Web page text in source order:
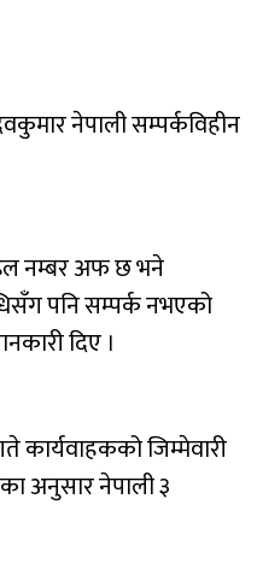
नेपाली सम्पर्कविहीन
नम्बर अफ छ भने
पनि सम्पर्क नभएको
दिए ।
जिम्मेवारी
अनुसार नेपाली ३